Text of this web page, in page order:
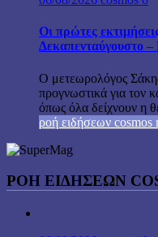
Οι πρώτες
Δεκαπενταύγουστο –
Ο μετεωρολόγος
προγνωστικά για τον
όπως όλα δείχνουν η
ροή ειδήσεων cosmos
ΡΟΉ ΕΙΔΉΣΕΩΝ